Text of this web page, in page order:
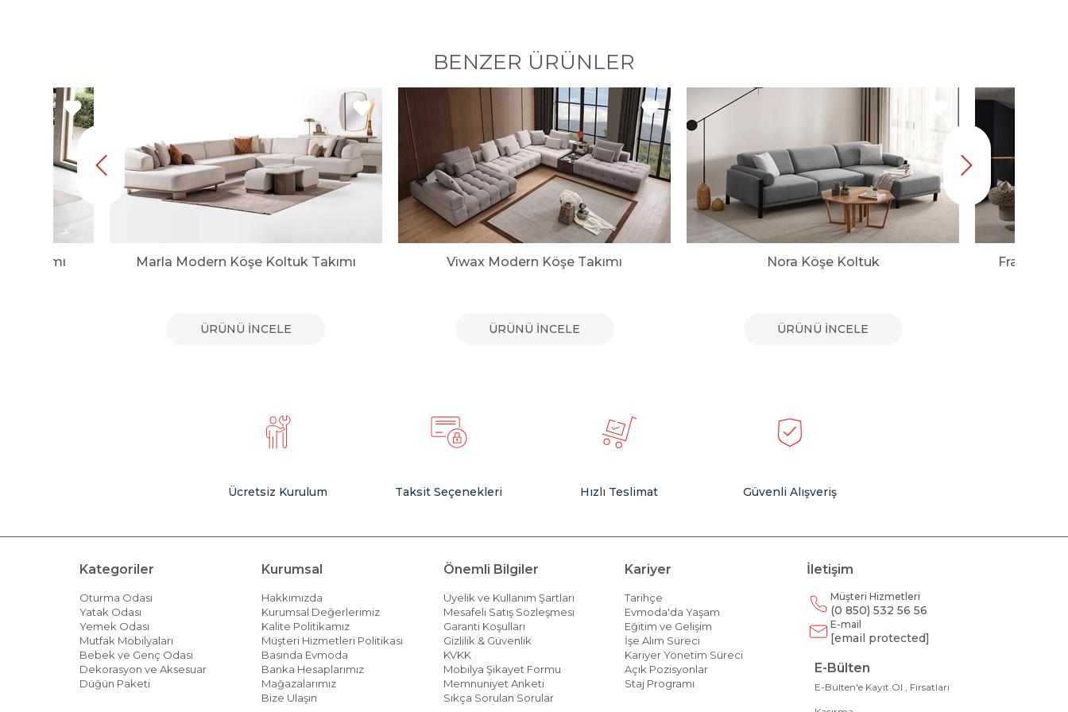
BENZER ÜRÜNLER
Takımı Marla Modern Köşe Koltuk Takımı
ÜRÜNÜ İNCELE
Viwax Modern Köşe Takımı
ÜRÜNÜ İNCELE
Nora Köşe Koltuk
ÜRÜNÜ İNCELE
Franco
Ücretsiz Kurulum Taksit Seçenekleri Hızlı Teslimat Güvenli Alışveriş
Kategoriler
Oturma Odası
Yatak Odası
Yemek Odası
Mutfak Mobilyaları
Bebek ve Genç Odası
Dekorasyon ve Aksesuar
Düğün Paketi
Kurumsal
Hakkımızda
Kurumsal Değerlerimiz
Kalite Politikamız
Müşteri Hizmetleri Politikası
Basında Evmoda
Banka Hesaplarımız
Mağazalarımız
Bize Ulaşın
Önemli Bilgiler
Üyelik ve Kullanım Şartları
Mesafeli Satış Sözleşmesi
Garanti Koşulları
Gizlilik & Güvenlik
KVKK
Mobilya Şikayet Formu
Memnuniyet Anketi
Sıkça Sorulan Sorular
Kariyer
Tarihçe
Evmoda'da Yaşam
Eğitim ve Gelişim
İşe Alım Süreci
Kariyer Yönetim Süreci
Açık Pozisyonlar
Staj Programı
İletişim
Müşteri Hizmetleri
(0 850) 532 56 56
E-mail
[email protected]
E-Bülten
E-Bülten'e Kayıt Ol , Fırsatları